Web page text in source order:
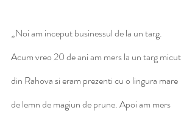
„Noi am inceput businessul de la un targ.
Acum vreo 20 de ani am mers la un targ micut
din Rahova si eram prezenti cu o lingura mare
de lemn de magiun de prune. Apoi am mers